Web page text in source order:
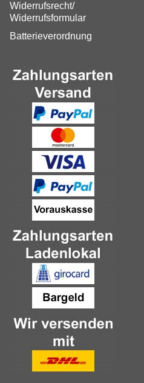
Widerrufsrecht/
Widerrufsformular
Batterieverordnung